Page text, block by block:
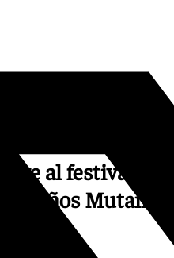
al festival
Niños